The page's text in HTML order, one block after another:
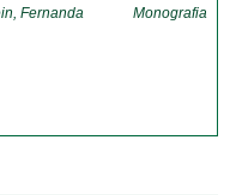
Fernanda Monografia